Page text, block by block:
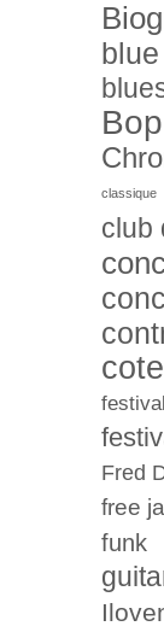
classique
club
festival
Fred
free
funk